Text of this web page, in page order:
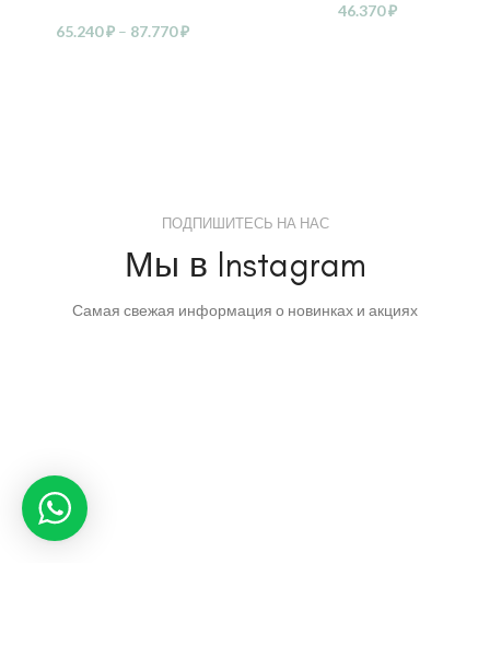
65.240₽ – 87.770₽
46.370₽
ПОДПИШИТЕСЬ НА НАС
Мы в Instagram
Самая свежая информация о новинках и акциях